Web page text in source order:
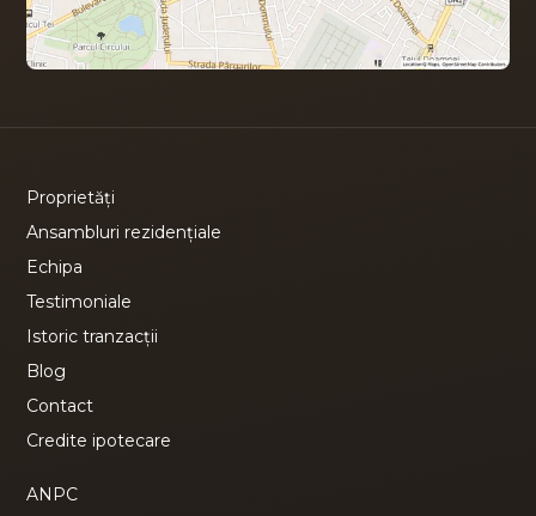
Proprietăți
Ansambluri rezidențiale
Echipa
Testimoniale
Istoric tranzacții
Blog
Contact
Credite ipotecare
ANPC